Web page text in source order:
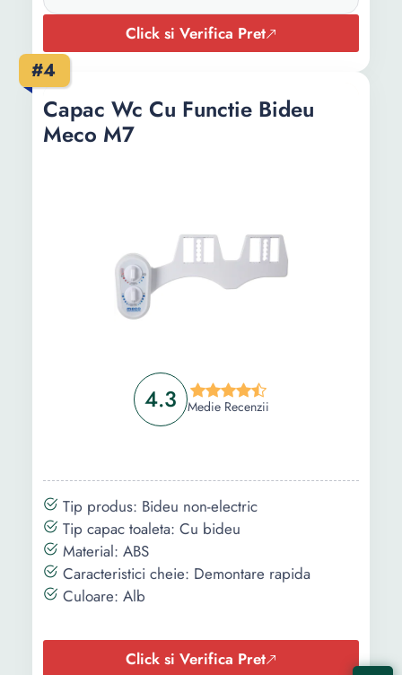
Click si Verifica Pret
#4
4.3 Medie Recenzii
Capac Wc Cu Functie Bideu
Meco M7
Tip produs: Bideu non-electric
Tip capac toaleta: Cu bideu
Material: ABS
Caracteristici cheie: Demontare rapida
Culoare: Alb
Click si Verifica Pret